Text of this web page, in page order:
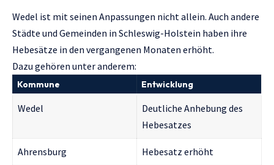
Wedel ist mit seinen Anpassungen nicht allein. Auch andere
Städte und Gemeinden in Schleswig-Holstein haben ihre
Hebesätze in den vergangenen Monaten erhöht.
Dazu gehören unter anderem:
Kommune Entwicklung
Wedel
Deutliche Anhebung des
Hebesatzes
Ahrensburg Hebesatz erhöht